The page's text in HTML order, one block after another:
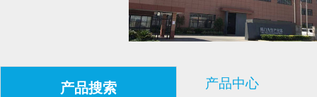
产品搜索 产品中心